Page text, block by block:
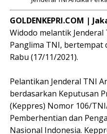
GOLDENKEPRI.COM |
Widodo melantik
Panglima TNI, bertempat
Rabu (17/11/2021).
Pelantikan Jenderal TNI
berdasarkan Keputusan
(Keppres) Nomor 106/
Pemberhentian dan
Nasional Indonesia.